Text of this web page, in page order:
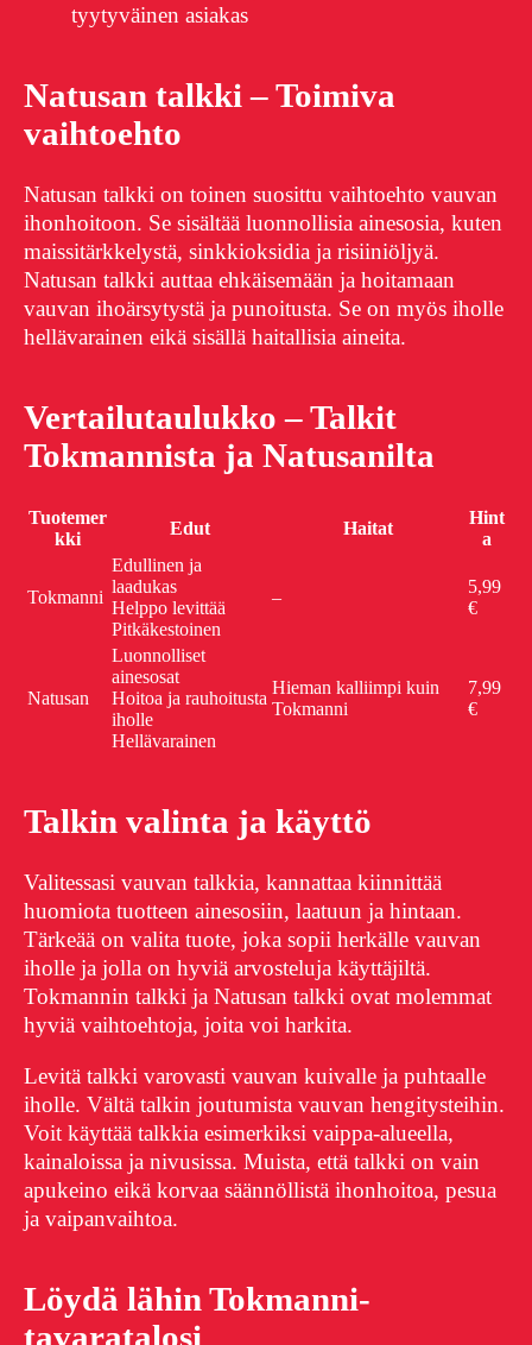
tyytyväinen asiakas
Natusan talkki – Toimiva
vaihtoehto
Natusan talkki on toinen suosittu vaihtoehto vauvan
ihonhoitoon. Se sisältää luonnollisia ainesosia, kuten
maissitärkkelystä, sinkkioksidia ja risiiniöljyä.
Natusan talkki auttaa ehkäisemään ja hoitamaan
vauvan ihoärsytystä ja punoitusta. Se on myös iholle
hellävarainen eikä sisällä haitallisia aineita.
Vertailutaulukko – Talkit
Tokmannista ja Natusanilta
Tuotemer
kki
Edut Haitat
Hint
a
Tokmanni
Edullinen ja
laadukas
Helppo levittää
Pitkäkestoinen
–
5,99
€
Natusan
Luonnolliset
ainesosat
Hoitoa ja rauhoitusta
iholle
Hellävarainen
Hieman kalliimpi kuin
Tokmanni
7,99
€
Talkin valinta ja käyttö
Valitessasi vauvan talkkia, kannattaa kiinnittää
huomiota tuotteen ainesosiin, laatuun ja hintaan.
Tärkeää on valita tuote, joka sopii herkälle vauvan
iholle ja jolla on hyviä arvosteluja käyttäjiltä.
Tokmannin talkki ja Natusan talkki ovat molemmat
hyviä vaihtoehtoja, joita voi harkita.
Levitä talkki varovasti vauvan kuivalle ja puhtaalle
iholle. Vältä talkin joutumista vauvan hengitysteihin.
Voit käyttää talkkia esimerkiksi vaippa-alueella,
kainaloissa ja nivusissa. Muista, että talkki on vain
apukeino eikä korvaa säännöllistä ihonhoitoa, pesua
ja vaipanvaihtoa.
Löydä lähin Tokmanni-